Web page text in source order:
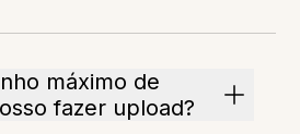
máximo de
fazer upload?